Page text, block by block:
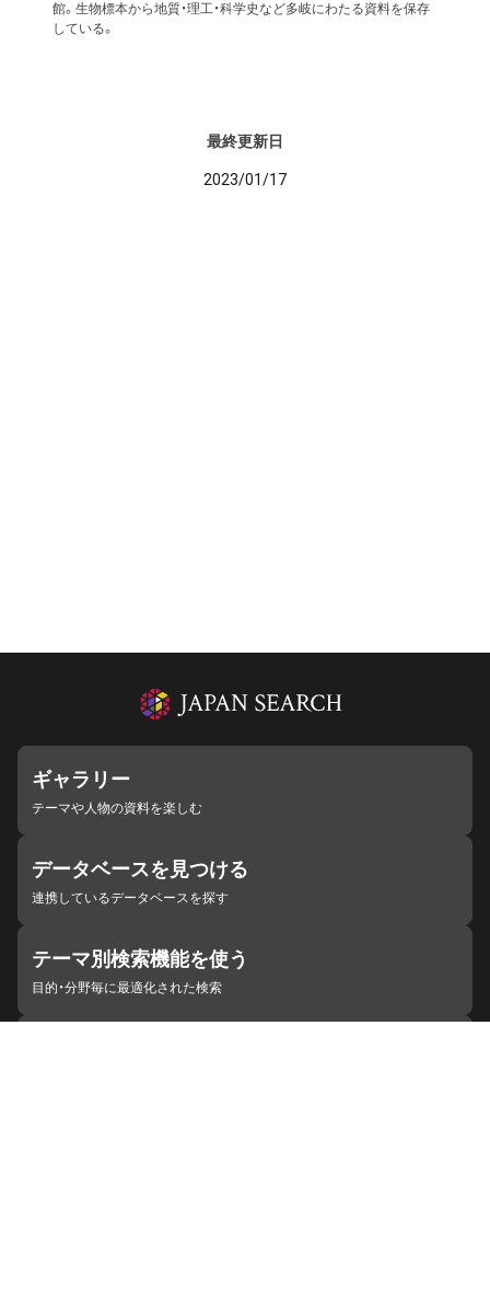
館。生物標本から地質・理工・科学史など多岐にわたる資料を保存
している。
最終更新日
2023/01/17
ギャラリー
テーマや人物の資料を楽しむ
データベースを見つける
連携しているデータベースを探す
テーマ別検索機能を使う
目的・分野毎に最適化された検索